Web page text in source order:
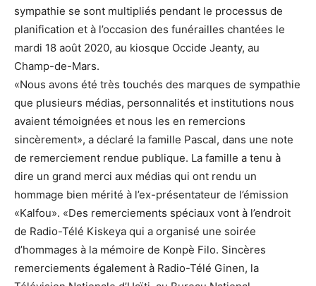
sympathie se sont multipliés pendant le processus de
planification et à l’occasion des funérailles chantées le
mardi 18 août 2020, au kiosque Occide Jeanty, au
Champ-de-Mars.
«Nous avons été très touchés des marques de sympathie
que plusieurs médias, personnalités et institutions nous
avaient témoignées et nous les en remercions
sincèrement», a déclaré la famille Pascal, dans une note
de remerciement rendue publique. La famille a tenu à
dire un grand merci aux médias qui ont rendu un
hommage bien mérité à l’ex-présentateur de l’émission
«Kalfou». «Des remerciements spéciaux vont à l’endroit
de Radio-Télé Kiskeya qui a organisé une soirée
d’hommages à la mémoire de Konpè Filo. Sincères
remerciements également à Radio-Télé Ginen, la